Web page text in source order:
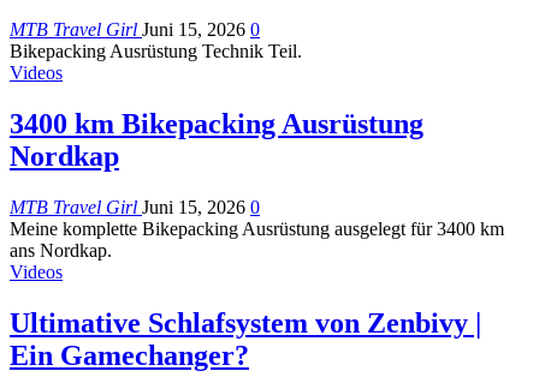
MTB Travel Girl Juni 15, 2026 0
Bikepacking Ausrüstung Technik Teil.
Videos
3400 km Bikepacking Ausrüstung
Nordkap
MTB Travel Girl Juni 15, 2026 0
Meine komplette Bikepacking Ausrüstung ausgelegt für 3400 km
ans Nordkap.
Videos
Ultimative Schlafsystem von Zenbivy |
Ein Gamechanger?